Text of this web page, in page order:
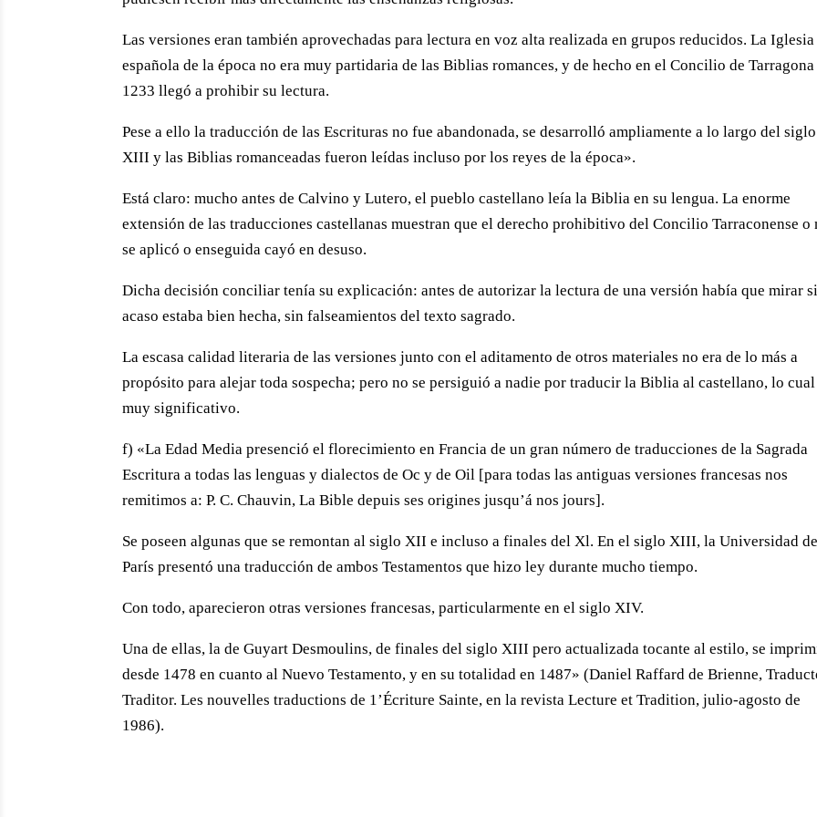
Las versiones eran también aprovechadas para lectura en voz alta realizada en grupos reducidos. La Iglesia
española de la época no era muy partidaria de las Biblias romances, y de hecho en el Concilio de Tarragona
1233 llegó a prohibir su lectura.
Pese a ello la traducción de las Escrituras no fue abandonada, se desarrolló ampliamente a lo largo del siglo
XIII y las Biblias romanceadas fueron leídas incluso por los reyes de la época».
Está claro: mucho antes de Calvino y Lutero, el pueblo castellano leía la Biblia en su lengua. La enorme
extensión de las traducciones castellanas muestran que el derecho prohibitivo del Concilio Tarraconense o
se aplicó o enseguida cayó en desuso.
Dicha decisión conciliar tenía su explicación: antes de autorizar la lectura de una versión había que mirar si
acaso estaba bien hecha, sin falseamientos del texto sagrado.
La escasa calidad literaria de las versiones junto con el aditamento de otros materiales no era de lo más a
propósito para alejar toda sospecha; pero no se persiguió a nadie por traducir la Biblia al castellano, lo cual
muy significativo.
f) «La Edad Media presenció el florecimiento en Francia de un gran número de traducciones de la Sagrada
Escritura a todas las lenguas y dialectos de Oc y de Oil [para todas las antiguas versiones francesas nos
remitimos a: P. C. Chauvin, La Bible depuis ses origines jusqu’á nos jours].
Se poseen algunas que se remontan al siglo XII e incluso a finales del Xl. En el siglo XIII, la Universidad de
París presentó una traducción de ambos Testamentos que hizo ley durante mucho tiempo.
Con todo, aparecieron otras versiones francesas, particularmente en el siglo XIV.
Una de ellas, la de Guyart Desmoulins, de finales del siglo XIII pero actualizada tocante al estilo, se
desde 1478 en cuanto al Nuevo Testamento, y en su totalidad en 1487» (Daniel Raffard de Brienne,
Traditor. Les nouvelles traductions de 1’Écriture Sainte, en la revista Lecture et Tradition, julio-agosto de
1986).